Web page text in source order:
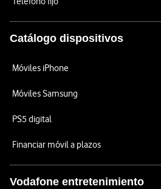
Catálogo dispositivos
Móviles iPhone
Móviles Samsung
PS5 digital
Financiar móvil a plazos
Vodafone entretenimiento